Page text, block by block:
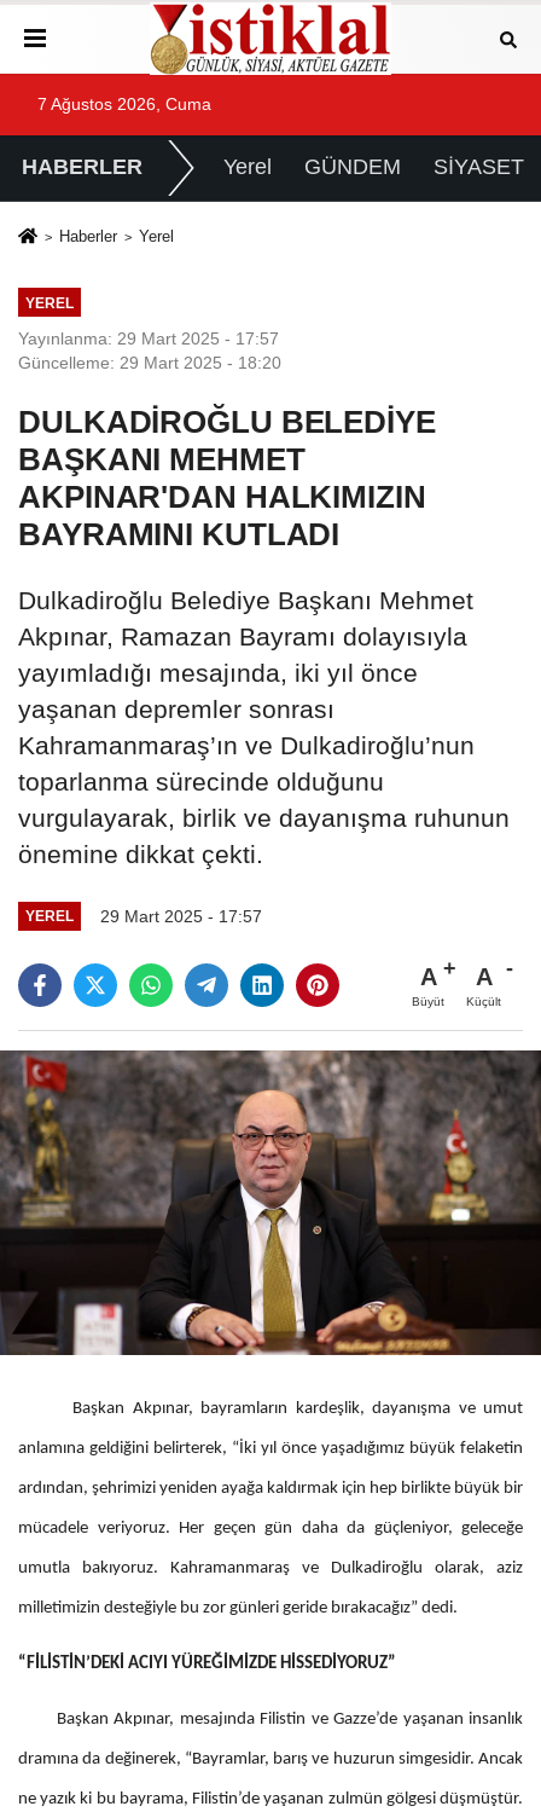
7 Ağustos 2026, Cuma
HABERLER Yerel GÜNDEM SİYASET
Haberler Yerel
YEREL
Yayınlanma: 29 Mart 2025 - 17:57
Güncelleme: 29 Mart 2025 - 18:20
DULKADİROĞLU BELEDİYE
BAŞKANI MEHMET
AKPINAR'DAN HALKIMIZIN
BAYRAMINI KUTLADI
Dulkadiroğlu Belediye Başkanı Mehmet
Akpınar, Ramazan Bayramı dolayısıyla
yayımladığı mesajında, iki yıl önce
yaşanan depremler sonrası
Kahramanmaraş’ın ve Dulkadiroğlu’nun
toparlanma sürecinde olduğunu
vurgulayarak, birlik ve dayanışma ruhunun
önemine dikkat çekti.
YEREL 29 Mart 2025 - 17:57
A
Büyüt
A
Küçült
Başkan Akpınar, bayramların kardeşlik, dayanışma ve umut
anlamına geldiğini belirterek, “İki yıl önce yaşadığımız büyük felaketin
ardından, şehrimizi yeniden ayağa kaldırmak için hep birlikte büyük bir
mücadele veriyoruz. Her geçen gün daha da güçleniyor, geleceğe
umutla bakıyoruz. Kahramanmaraş ve Dulkadiroğlu olarak, aziz
milletimizin desteğiyle bu zor günleri geride bırakacağız” dedi.
“FİLİSTİN’DEKİ ACIYI YÜREĞİMİZDE HİSSEDİYORUZ”
Başkan Akpınar, mesajında Filistin ve Gazze’de yaşanan insanlık
dramına da değinerek, “Bayramlar, barış ve huzurun simgesidir. Ancak
ne yazık ki bu bayrama, Filistin’de yaşanan zulmün gölgesi düşmüştür.